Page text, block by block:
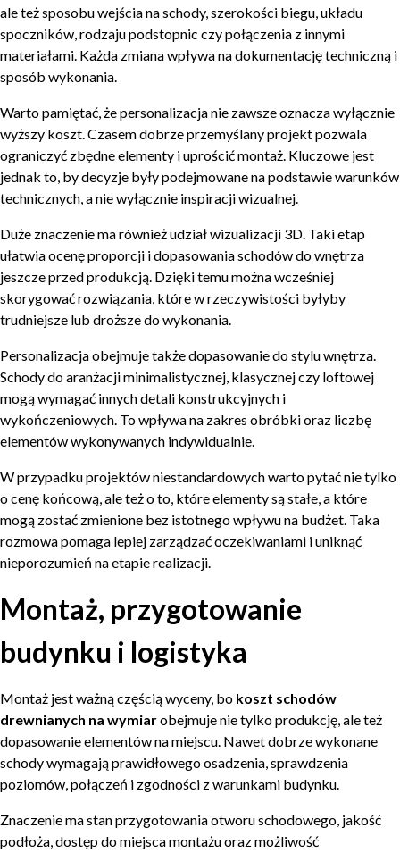
ale też sposobu wejścia na schody, szerokości biegu, układu
spoczników, rodzaju podstopnic czy połączenia z innymi
materiałami. Każda zmiana wpływa na dokumentację techniczną i
sposób wykonania.
Warto pamiętać, że personalizacja nie zawsze oznacza wyłącznie
wyższy koszt. Czasem dobrze przemyślany projekt pozwala
ograniczyć zbędne elementy i uprościć montaż. Kluczowe jest
jednak to, by decyzje były podejmowane na podstawie warunków
technicznych, a nie wyłącznie inspiracji wizualnej.
Duże znaczenie ma również udział wizualizacji 3D. Taki etap
ułatwia ocenę proporcji i dopasowania schodów do wnętrza
jeszcze przed produkcją. Dzięki temu można wcześniej
skorygować rozwiązania, które w rzeczywistości byłyby
trudniejsze lub droższe do wykonania.
Personalizacja obejmuje także dopasowanie do stylu wnętrza.
Schody do aranżacji minimalistycznej, klasycznej czy loftowej
mogą wymagać innych detali konstrukcyjnych i
wykończeniowych. To wpływa na zakres obróbki oraz liczbę
elementów wykonywanych indywidualnie.
W przypadku projektów niestandardowych warto pytać nie tylko
o cenę końcową, ale też o to, które elementy są stałe, a które
mogą zostać zmienione bez istotnego wpływu na budżet. Taka
rozmowa pomaga lepiej zarządzać oczekiwaniami i uniknąć
nieporozumień na etapie realizacji.
Montaż, przygotowanie
budynku i logistyka
Montaż jest ważną częścią wyceny, bo koszt schodów
drewnianych na wymiarobejmuje nie tylko produkcję, ale też
dopasowanie elementów na miejscu. Nawet dobrze wykonane
schody wymagają prawidłowego osadzenia, sprawdzenia
poziomów, połączeń i zgodności z warunkami budynku.
Znaczenie ma stan przygotowania otworu schodowego, jakość
podłoża, dostęp do miejsca montażu oraz możliwość